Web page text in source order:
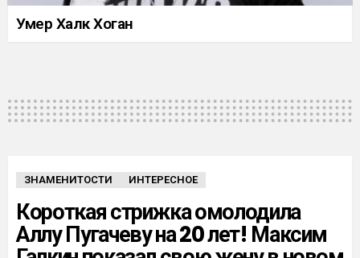
Умер Халк Хоган
ЗНАМЕНИТОСТИ ИНТЕРЕСНОЕ
Короткая стрижка омолодила
Аллу Пугачеву на 20 лет! Максим